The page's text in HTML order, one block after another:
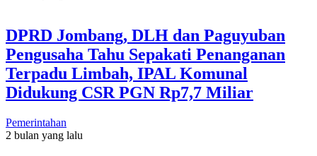
DPRD Jombang, DLH dan Paguyuban
Pengusaha Tahu Sepakati Penanganan
Terpadu Limbah, IPAL Komunal
Didukung CSR PGN Rp7,7 Miliar
Pemerintahan
2 bulan yang lalu